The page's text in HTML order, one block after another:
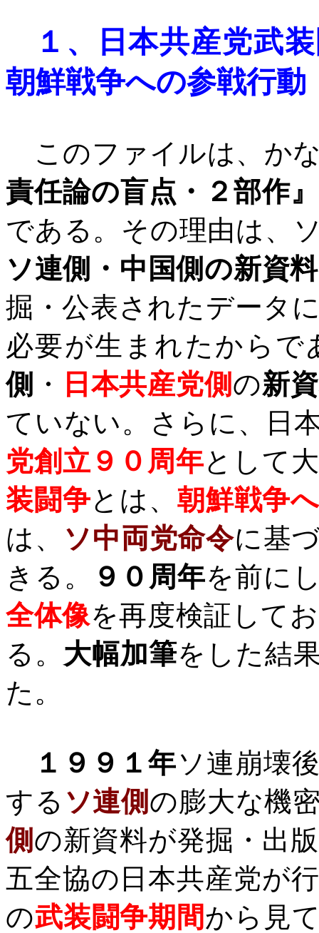
１、
日本共産党武
朝鮮戦争への参戦行動
このファイルは、か
責任論の盲点・２部作』
である。その理由は、
ソ連側・中国側の新資料
掘・公表されたデータ
必要が生まれたからで
側 ・ 日本共産党側 の新
ていない。さらに、日
党創立９０周年として
装闘争とは、 朝鮮戦争
は、 ソ中両党命令に基
きる。
９０周年を前に
全体像を再度検証して
る。 大幅加筆をした結
た。
１９９１年ソ連崩壊
する ソ連側 の膨大な機
側 の新資料が発掘・出
五全協の日本共産党が
の武装闘争期間から見